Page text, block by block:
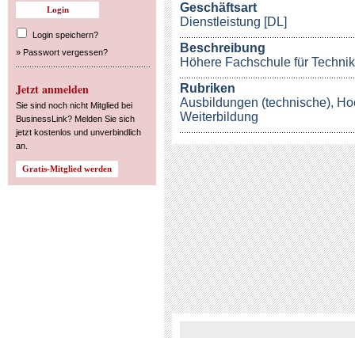
Login speichern?
» Passwort vergessen?
Jetzt anmelden
Sie sind noch nicht Mitglied bei
BusinessLink? Melden Sie sich
jetzt kostenlos und unverbindlich
an.
Geschäftsart
Dienstleistung [DL]
Beschreibung
Höhere Fachschule für
Rubriken
Ausbildungen (technische),
Weiterbildung